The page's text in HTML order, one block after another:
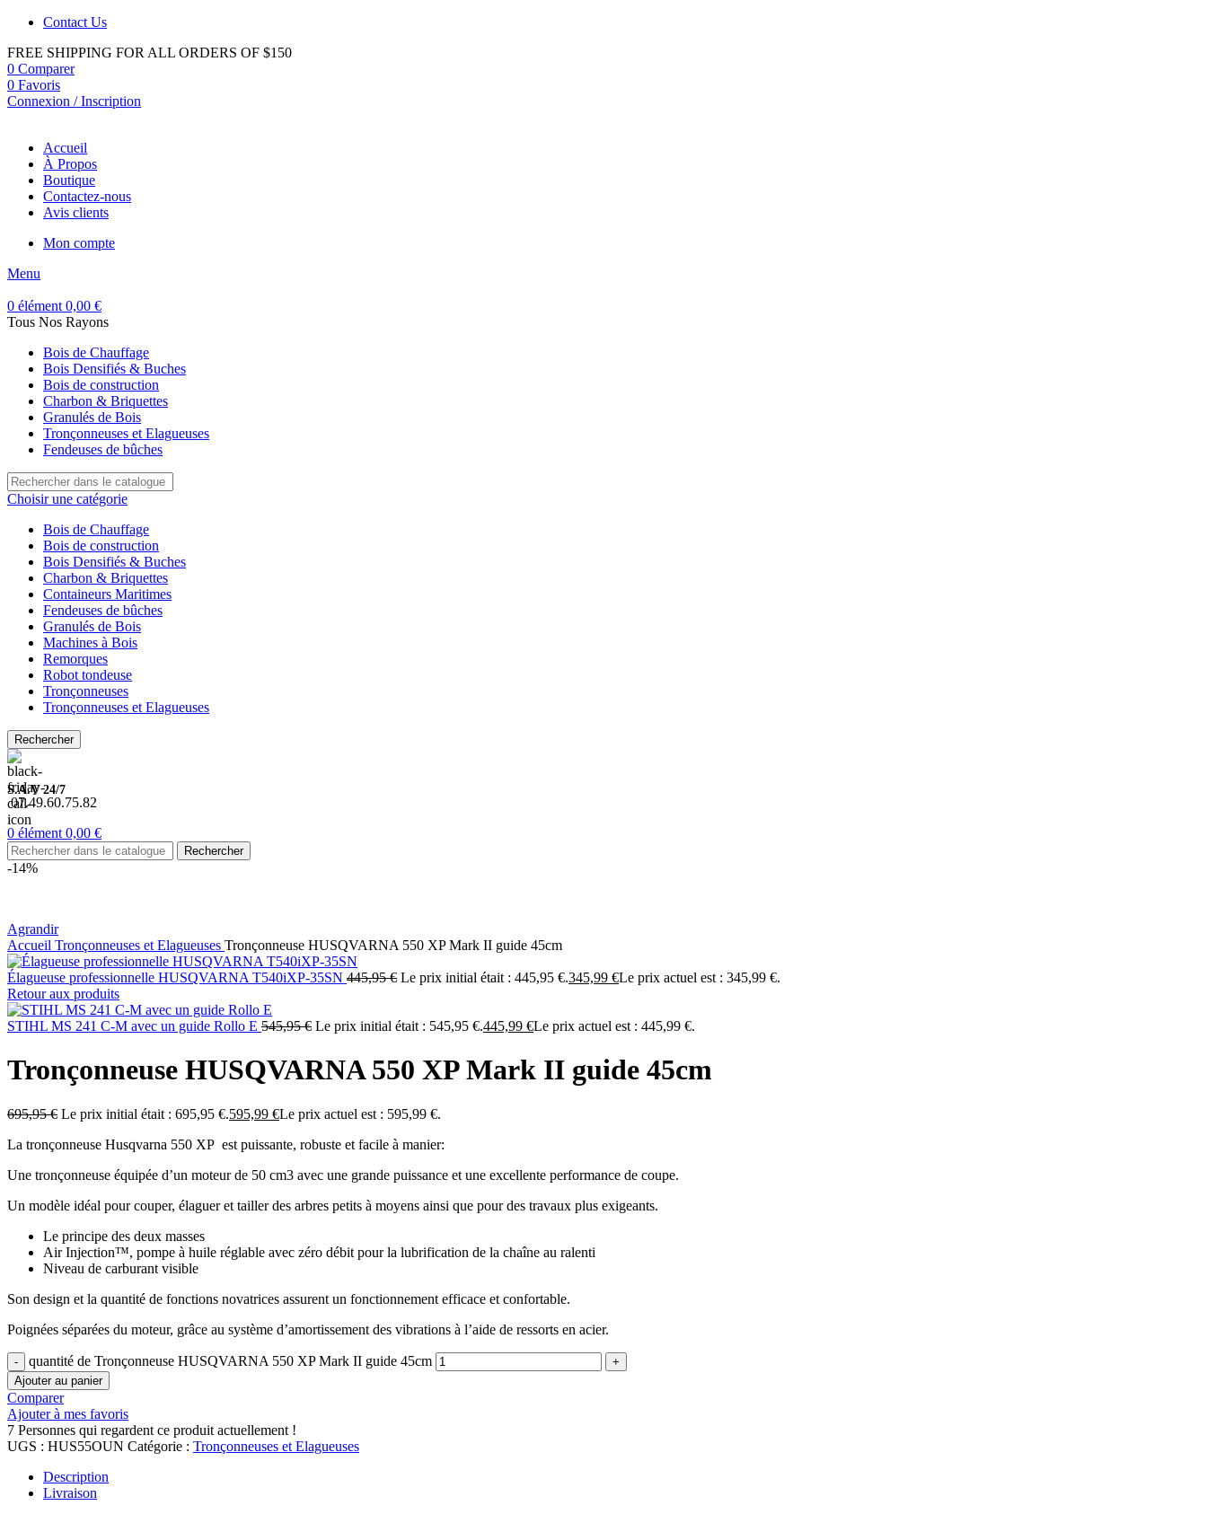
Contact Us
FREE SHIPPING FOR ALL ORDERS OF $150
0 Comparer
0 Favoris
Connexion / Inscription
Accueil
À Propos
Boutique
Contactez-nous
Avis clients
Mon compte
Menu
0 élément 0,00 €
Tous Nos Rayons
Bois de Chauffage
Bois Densifiés & Buches
Bois de construction
Charbon & Briquettes
Granulés de Bois
Tronçonneuses et Elagueuses
Fendeuses de bûches
Choisir une catégorie
Bois de Chauffage
Bois de construction
Bois Densifiés & Buches
Charbon & Briquettes
Containeurs Maritimes
Fendeuses de bûches
Granulés de Bois
Machines à Bois
Remorques
Robot tondeuse
Tronçonneuses
Tronçonneuses et Elagueuses
Rechercher
S.A.V 24/7
07.49.60.75.82
0 élément 0,00 €
Rechercher
-14%
Agrandir
Accueil Tronçonneuses et Elagueuses Tronçonneuse HUSQVARNA 550 XP Mark II guide 45cm
Élagueuse professionnelle HUSQVARNA T540iXP-35SN 445,95€ Le prix initial était : 445,95 €.345,99 €Le prix actuel est : 345,99 €.
Retour aux produits
STIHL MS 241 C-M avec un guide Rollo E 545,95€ Le prix initial était : 545,95 €.445,99 €Le prix actuel est : 445,99 €.
Tronçonneuse HUSQVARNA 550 XP Mark II guide 45cm
695,95€ Le prix initial était : 695,95 €.595,99 €Le prix actuel est : 595,99 €.
La tronçonneuse Husqvarna 550 XP est puissante, robuste et facile à manier:
Une tronçonneuse équipée d’un moteur de 50 cm3 avec une grande puissance et une excellente performance de coupe.
Un modèle idéal pour couper, élaguer et tailler des arbres petits à moyens ainsi que pour des travaux plus exigeants.
Le principe des deux masses
Air Injection™, pompe à huile réglable avec zéro débit pour la lubrification de la chaîne au ralenti
Niveau de carburant visible
Son design et la quantité de fonctions novatrices assurent un fonctionnement efficace et confortable.
Poignées séparées du moteur, grâce au système d’amortissement des vibrations à l’aide de ressorts en acier.
quantité de Tronçonneuse HUSQVARNA 550 XP Mark II guide 45cm
Ajouter au panier
Comparer
Ajouter à mes favoris
7 Personnes qui regardent ce produit actuellement !
UGS : HUS55OUN Catégorie : Tronçonneuses et Elagueuses
Description
Livraison